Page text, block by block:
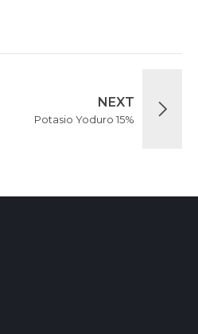
NEXT
Potasio Yoduro 15%